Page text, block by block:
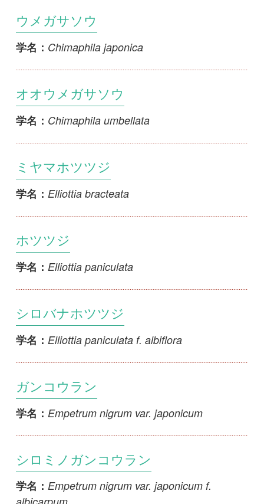
学名： Elliottia bracteata
ホツツジ
学名：Elliottia paniculata
シロバナホツツジ
ガンコウラン
シロミノガンコウラン
学名： Empetrum nigrum var. japonicum f.
albicarpum
シロバナフウリンツツジ
学名： Enkianthus campanulatus f. albiflorus
キバナフウリンツツジ
学名： Enkianthus campanulatus f. lutescens
学名：Enkianthus campanulatus var.
campanulatus